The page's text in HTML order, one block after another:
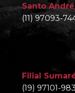
Santo
(11) 97093-
Filial
(19) 97101-